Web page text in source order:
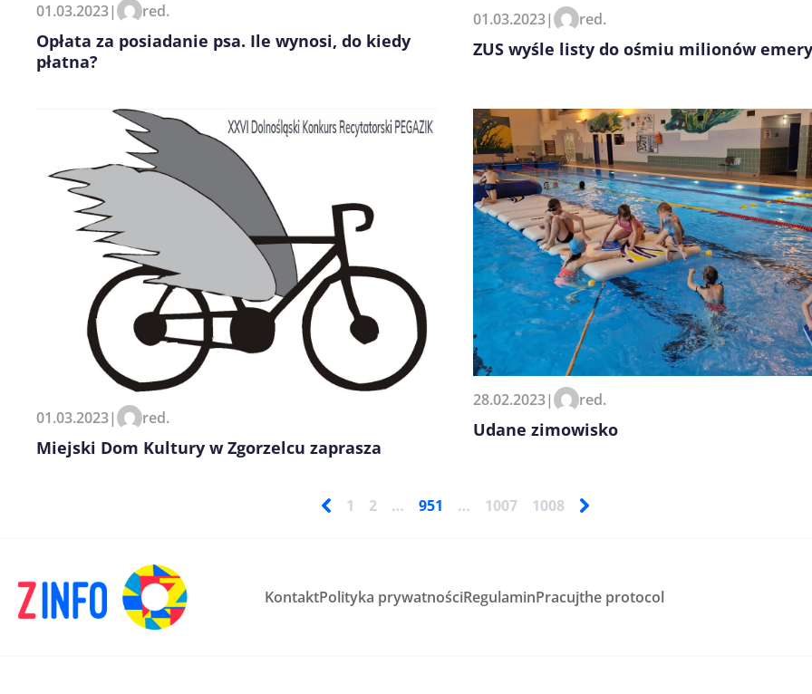
01.03.2023| red.
Opłata za posiadanie psa. Ile wynosi, do kiedy
płatna?
01.03.2023| red.
ZUS wyśle listy do ośmiu milionów
01.03.2023| red.
Miejski Dom Kultury w Zgorzelcu zaprasza
28.02.2023| red.
Udane zimowisko
1 2 … 951 … 1007 1008
KontaktPolityka prywatnościRegulaminPracujthe protocol